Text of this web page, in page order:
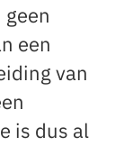
een
van
is dus al